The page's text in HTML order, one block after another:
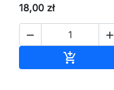
18,00 zł
 
